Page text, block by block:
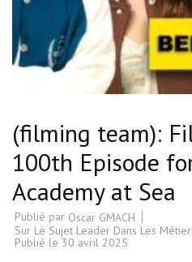
(filming team):
100th Episode
Academy at Sea
Publié par Oscar GMACH
Sur Le Sujet Leader Dans Les
Publié le 30 avril 2025